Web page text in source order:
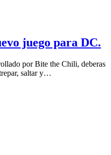
juego para DC.
por Bite the Chili, deberas
saltar y…